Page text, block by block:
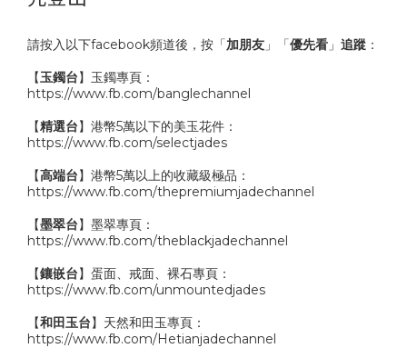
請按入以下facebook頻道後，按「加朋友 」「優先看 」 追蹤 ：
【玉鐲台】玉鐲專頁：
https://www.fb.com/banglechannel
【精選台】港幣5萬以下的美玉花件：
https://www.fb.com/selectjades
【高端台】港幣5萬以上的收藏級極品：
https://www.fb.com/thepremiumjadechannel
【墨翠台】墨翠專頁：
https://www.fb.com/theblackjadechannel
【鑲嵌台】蛋面、戒面、裸石專頁：
https://www.fb.com/unmountedjades
【和田玉台】天然和田玉專頁：
https://www.fb.com/Hetianjadechannel